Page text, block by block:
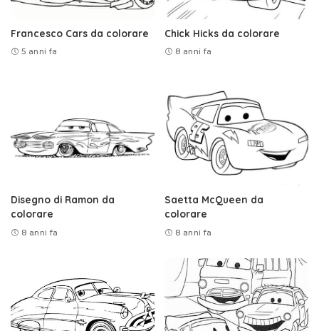
Francesco Cars da colorare
5 anni fa
Chick Hicks da colorare
8 anni fa
Disegno di Ramon da
colorare
8 anni fa
Saetta McQueen da
colorare
8 anni fa